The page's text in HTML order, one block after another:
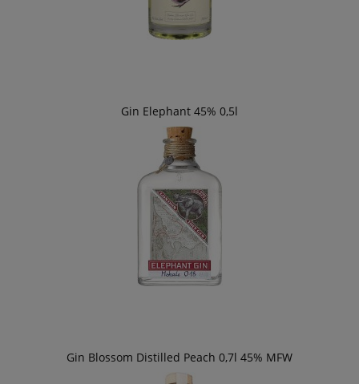
Gin Elephant 45% 0,5l
Gin Blossom Distilled Peach 0,7l 45% MFW